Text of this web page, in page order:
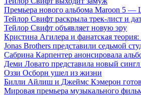
Премьера нового альбома Maroon 5 —
Тейлор Свифт раскрыла трек-лист и
Тейлор Свифт объявляет новую эру
Кристина Агилера и фанатская
Jonas Brothers представили седьмой
Сабрина Карпентер анонсировала
Деми Ловато представила новый
Оззи Осборн ушел из жизни
Билли Айлиш и Джеймс Кэмерон
Мировая премьера музыкального